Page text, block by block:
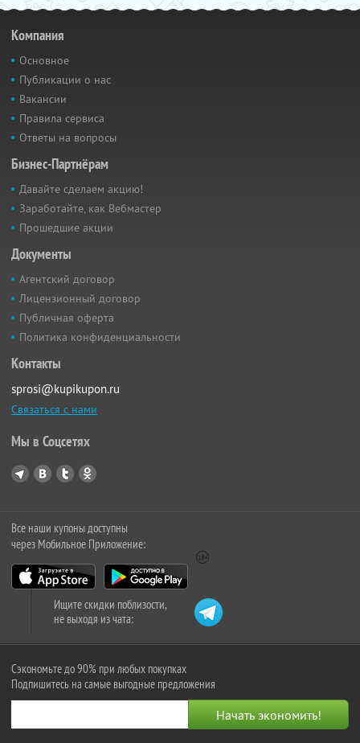
Компания
Основное
Публикации о нас
Вакансии
Правила сервиса
Ответы на вопросы
Бизнес-Партнёрам
Давайте сделаем акцию!
Заработайте, как Вебмастер
Прошедшие акции
Документы
Агентский договор
Лицензионный договор
Публичная оферта
Политика конфиденциальности
Контакты
sprosi@kupikupon.ru
Связаться с нами
Мы в Соцсетях
Все наши купоны доступны
через Мобильное Приложение:
Ищите скидки поблизости,
не выходя из чата:
Сэкономьте до 90% при любых покупках
Подпишитесь на самые выгодные предложения